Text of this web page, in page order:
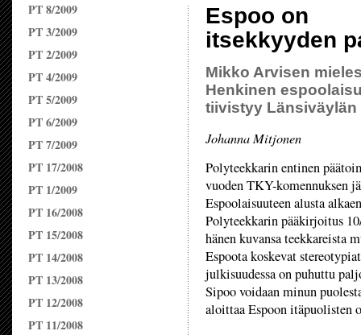
PT 8/2009
PT 3/2009
PT 2/2009
PT 4/2009
PT 5/2009
PT 6/2009
PT 7/2009
PT 17/2008
PT 1/2009
PT 16/2008
PT 15/2008
PT 14/2008
PT 13/2008
PT 12/2008
PT 11/2008
Espoo on
itsekkyyden
Mikko Arvisen
Henkinen
tiivistyy
Johanna Mitjonen
Polyteekkarin entinen
vuoden TKY-komennuksen
Espoolaisuuteen alusta
Polyteekkarin pääkirjoitus
hänen kuvansa teekkareista
Espoota koskevat
julkisuudessa on puhuttu
Sipoo voidaan minun
aloittaa Espoon